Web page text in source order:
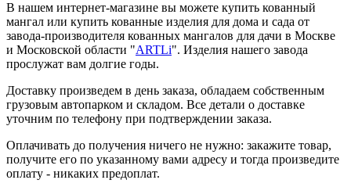
В нашем интернет-магазине вы можете купить кованный
мангал или купить кованные изделия для дома и сада от
завода-производителя кованных мангалов для дачи в Москве
и Московской области "ARTLi". Изделия нашего завода
прослужат вам долгие годы.
Доставку произведем в день заказа, обладаем собственным
грузовым автопарком и складом. Все детали о доставке
уточним по телефону при подтверждении заказа.
Оплачивать до получения ничего не нужно: закажите товар,
получите его по указанному вами адресу и тогда произведите
оплату - никаких предоплат.